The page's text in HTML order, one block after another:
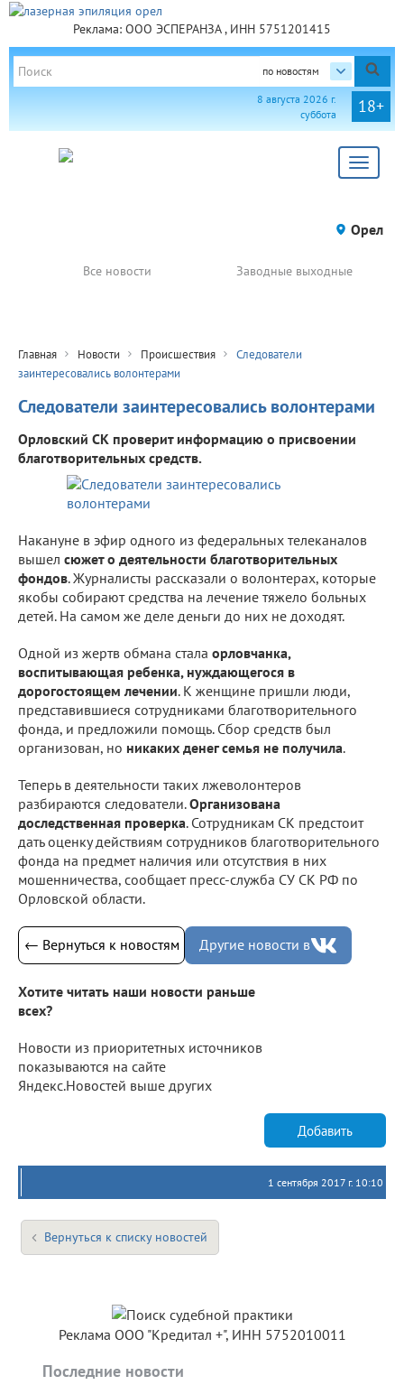
Реклама: ООО ЭСПЕРАНЗА , ИНН 5751201415
по новостям
18+
8 августа 2026 г.
суббота
Toggle
Орел
Все новости Заводные выходные
Главная Новости Происшествия
Следователи
заинтересовались волонтерами
Следователи заинтересовались волонтерами
Орловский СК проверит информацию о присвоении
благотворительных средств.
Накануне в эфир одного из федеральных телеканалов
вышел сюжет о деятельности благотворительных
фондов. Журналисты рассказали о волонтерах, которые
якобы собирают средства на лечение тяжело больных
детей. На самом же деле деньги до них не доходят.
Одной из жертв обмана стала орловчанка,
воспитывающая ребенка, нуждающегося в
дорогостоящем лечении. К женщине пришли люди,
представившиеся сотрудниками благотворительного
фонда, и предложили помощь. Сбор средств был
организован, но никаких денег семья не получила.
Теперь в деятельности таких лжеволонтеров
разбираются следователи.Организована
доследственная проверка. Сотрудникам СК предстоит
дать оценку действиям сотрудников благотворительного
фонда на предмет наличия или отсутствия в них
мошенничества, сообщает пресс-служба СУ СК РФ по
Орловской области.
← Вернуться к новостям Другие новости в
Хотите читать наши новости раньше
всех?
Новости из приоритетных источников
показываются на сайте
Яндекс.Новостей выше других
Добавить
1 сентября 2017 г. 10:10
Вернуться к списку новостей
Реклама ООО "Кредитал +", ИНН 5752010011
Последние новости